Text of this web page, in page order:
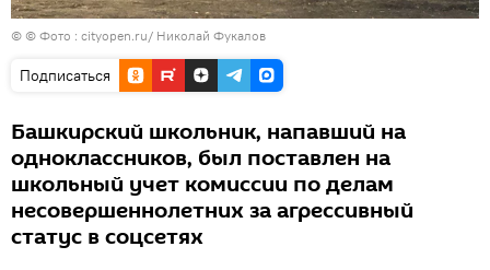
© © Фото : cityopen.ru/ Николай Фукалов
Подписаться
Башкирский школьник, напавший на
одноклассников, был поставлен на
школьный учет комиссии по делам
несовершеннолетних за агрессивный
статус в соцсетях